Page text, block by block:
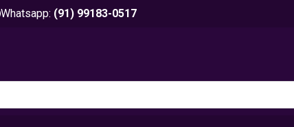
Whatsapp: (91) 99183-0517